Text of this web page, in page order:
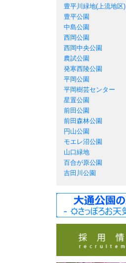
豊平川緑地(上流地区)
豊平公園
中島公園
西岡公園
西岡中央公園
農試公園
発寒西陵公園
平岡公園
平岡樹芸センター
星置公園
前田公園
前田森林公園
円山公園
モエレ沼公園
山口緑地
百合が原公園
吉田川公園